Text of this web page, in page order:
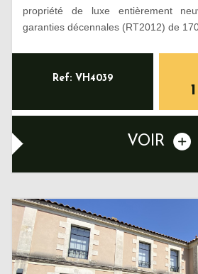
propriété de luxe entièrement
garanties décennales (RT2012) de
Ref: VH4039
VOIR